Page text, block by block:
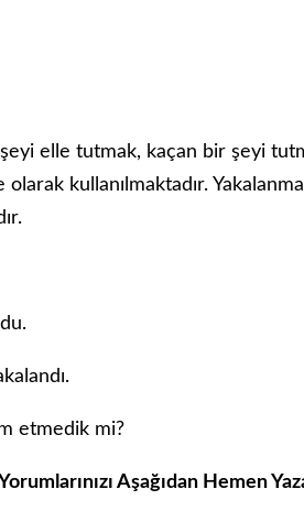
elle tutmak, kaçan bir şeyi
kullanılmaktadır.
etmedik mi?
Aşağıdan Hemen